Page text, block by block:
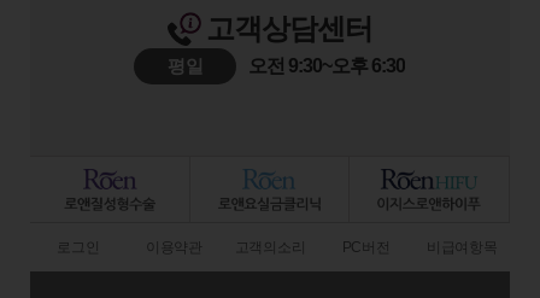
고객상담센터
평일 오전 9:30~오후 6:30
로그인 이용약관 고객의소리 PC버전 비급여항목